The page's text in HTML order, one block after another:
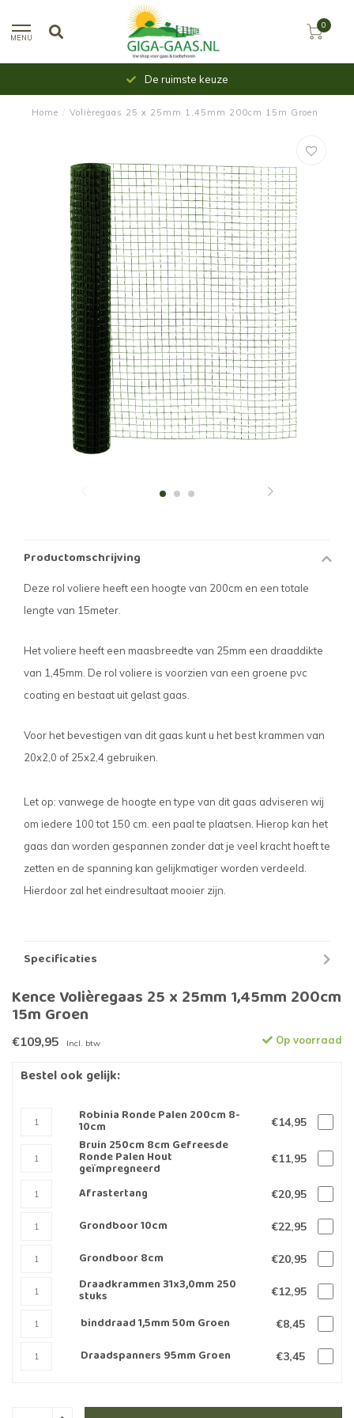
MENU
0
De ruimste keuze
Home / Volièregaas 25 x 25mm 1,45mm 200cm 15m Groen
Productomschrijving
Deze rol voliere heeft een hoogte van 200cm en een totale
lengte van 15meter.
Het voliere heeft een maasbreedte van 25mm een draaddikte
van 1,45mm. De rol voliere is voorzien van een groene pvc
coating en bestaat uit gelast gaas.
Voor het bevestigen van dit gaas kunt u het best krammen van
20x2,0 of 25x2,4 gebruiken.
Let op: vanwege de hoogte en type van dit gaas adviseren wij
om iedere 100 tot 150 cm. een paal te plaatsen. Hierop kan het
gaas dan worden gespannen zonder dat je veel kracht hoeft te
zetten en de spanning kan gelijkmatiger worden verdeeld.
Hierdoor zal het eindresultaat mooier zijn.
Specificaties
Kence Volièregaas 25 x 25mm 1,45mm 200cm
15m Groen
€109,95 Incl. btw Op voorraad
Bestel ook gelijk:
Robinia Ronde Palen 200cm 8-
10cm €14,95
Bruin 250cm 8cm Gefreesde
Ronde Palen Hout
geïmpregneerd
€11,95
Afrastertang €20,95
Grondboor 10cm €22,95
Grondboor 8cm €20,95
Draadkrammen 31x3,0mm 250
stuks €12,95
binddraad 1,5mm 50m Groen €8,45
Draadspanners 95mm Groen €3,45